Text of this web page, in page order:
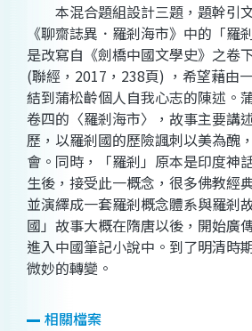
本混合題組設計三題，題幹引
《聊齋誌異．羅剎海市》中的「羅
是改寫自《劍橋中國文學史》之卷
(聯經，2017，238頁) ，希望藉由
結到蒲松齡個人自我心志的陳述。
卷四的〈羅剎海市〉，故事主要講
歷，以羅剎國的歷險諷刺以美為醜
會。同時，「羅剎」原本是印度神
生後，接受此一概念，很多佛教經
並演繹成一套羅剎概念體系與羅剎
國」故事大概在隋唐以後，開始廣
進入中國筆記小說中。到了明清時
微妙的轉變。
相關檔案